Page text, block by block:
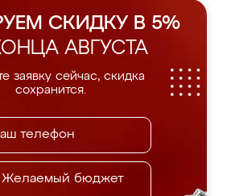
СКИДКУ В 5%
АВГУСТА
заявку сейчас, скидка
сохранится.
Желаемый бюджет